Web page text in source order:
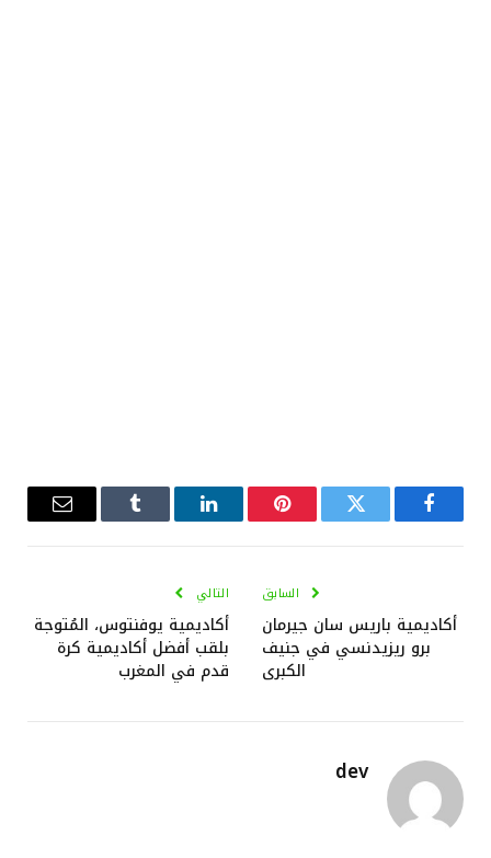
فيسبوك تويتر بينتيريستلينكدإن Tumblr
البريد
السابق
أكاديمية باريس سان جيرمان
برو ريزيدنسي في جنيف
الكبرى
التالي
أكاديمية يوفنتوس، المُتوجة
بلقب أفضل أكاديمية كرة
قدم في المغرب
dev